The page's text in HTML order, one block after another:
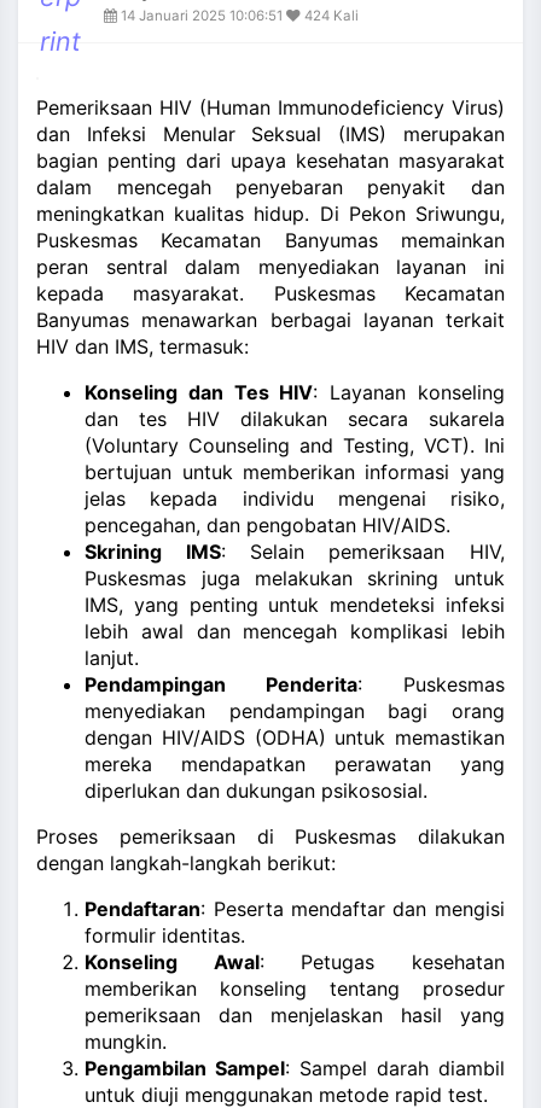
rint
14 Januari 2025 10:06:51 424 Kali
Pemeriksaan HIV (Human Immunodeficiency Virus)
dan Infeksi Menular Seksual (IMS) merupakan
bagian penting dari upaya kesehatan masyarakat
dalam mencegah penyebaran penyakit dan
meningkatkan kualitas hidup. Di Pekon Sriwungu,
Puskesmas Kecamatan Banyumas memainkan
peran sentral dalam menyediakan layanan ini
kepada masyarakat. Puskesmas Kecamatan
Banyumas menawarkan berbagai layanan terkait
HIV dan IMS, termasuk:
Konseling dan Tes HIV: Layanan konseling
dan tes HIV dilakukan secara sukarela
(Voluntary Counseling and Testing, VCT). Ini
bertujuan untuk memberikan informasi yang
jelas kepada individu mengenai risiko,
pencegahan, dan pengobatan HIV/AIDS.
Skrining IMS: Selain pemeriksaan HIV,
Puskesmas juga melakukan skrining untuk
IMS, yang penting untuk mendeteksi infeksi
lebih awal dan mencegah komplikasi lebih
lanjut.
Pendampingan Penderita: Puskesmas
menyediakan pendampingan bagi orang
dengan HIV/AIDS (ODHA) untuk memastikan
mereka mendapatkan perawatan yang
diperlukan dan dukungan psikososial.
Proses pemeriksaan di Puskesmas dilakukan
dengan langkah-langkah berikut:
Pendaftaran: Peserta mendaftar dan mengisi
formulir identitas.
Konseling Awal: Petugas kesehatan
memberikan konseling tentang prosedur
pemeriksaan dan menjelaskan hasil yang
mungkin.
Pengambilan Sampel: Sampel darah diambil
untuk diuji menggunakan metode rapid test.